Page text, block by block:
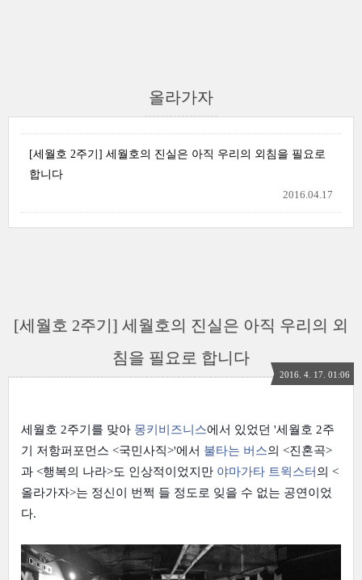
올라가자
[세월호 2주기] 세월호의 진실은 아직 우리의 외침을 필요로
합니다
2016.04.17
[세월호 2주기] 세월호의 진실은 아직 우리의 외
침을 필요로 합니다
2016. 4. 17. 01:06
세월호 2주기를 맞아 몽키비즈니스에서 있었던 '세월호 2주
기 저항퍼포먼스 <국민사직>'에서 불타는 버스의 <진혼곡>
과 <행복의 나라>도 인상적이었지만 야마가타 트윅스터 의 <
올라가자>는 정신이 번쩍 들 정도로 잊을 수 없는 공연이었
다.